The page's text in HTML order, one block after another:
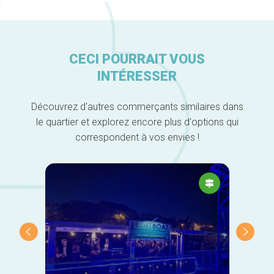
CECI POURRAIT VOUS
INTÉRESSER
Découvrez d'autres commerçants similaires dans
le quartier et explorez encore plus d'options qui
correspondent à vos envies !